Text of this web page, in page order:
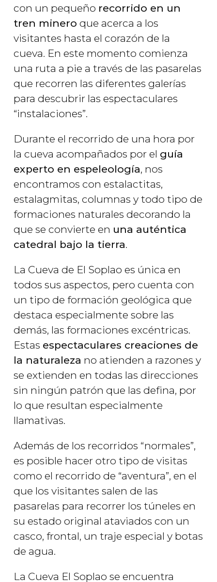
con un pequeño recorrido en un
tren minero que acerca a los
visitantes hasta el corazón de la
cueva. En este momento comienza
una ruta a pie a través de las pasarelas
que recorren las diferentes galerías
para descubrir las espectaculares
“instalaciones”.
Durante el recorrido de una hora por
la cueva acompañados por el guía
experto en espeleología, nos
encontramos con estalactitas,
estalagmitas, columnas y todo tipo de
formaciones naturales decorando la
que se convierte en una auténtica
catedral bajo la tierra.
La Cueva de El Soplao es única en
todos sus aspectos, pero cuenta con
un tipo de formación geológica que
destaca especialmente sobre las
demás, las formaciones excéntricas.
Estas espectaculares creaciones de
la naturaleza no atienden a razones y
se extienden en todas las direcciones
sin ningún patrón que las defina, por
lo que resultan especialmente
llamativas.
Además de los recorridos “normales”,
es posible hacer otro tipo de visitas
como el recorrido de “aventura”, en el
que los visitantes salen de las
pasarelas para recorrer los túneles en
su estado original ataviados con un
casco, frontal, un traje especial y botas
de agua.
La Cueva El Soplao se encuentra